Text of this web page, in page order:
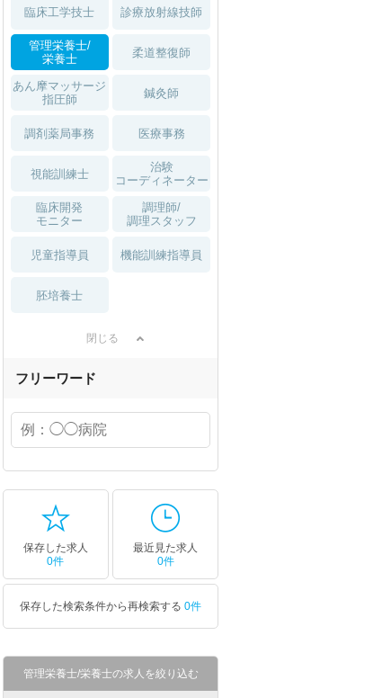
臨床工学技士 診療放射線技師
管理栄養士/
栄養士
柔道整復師
あん摩マッサージ
指圧師
鍼灸師
調剤薬局事務 医療事務
視能訓練士
治験
コーディネーター
臨床開発
モニター
調理師/
調理スタッフ
児童指導員 機能訓練指導員
胚培養士
閉じる
フリーワード
保存した求人
0件
最近見た求人
0件
保存した検索条件から再検索する 0件
管理栄養士/栄養士の求人を絞り込む